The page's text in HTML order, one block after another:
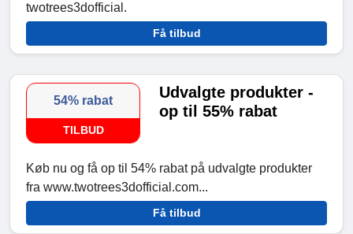
twotrees3dofficial.
Få tilbud
54% rabat
TILBUD
Udvalgte produkter -
op til 55% rabat
Køb nu og få op til 54% rabat på udvalgte produkter
fra www.twotrees3dofficial.com...
Få tilbud